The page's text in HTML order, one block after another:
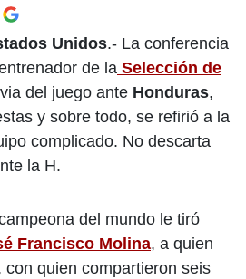
Unidos.- La conferencia
de la Selección de
del juego ante Honduras,
y sobre todo, se refirió a la
complicado. No descarta
la H.
del mundo le tiró
Francisco Molina, a quien
quien compartieron seis